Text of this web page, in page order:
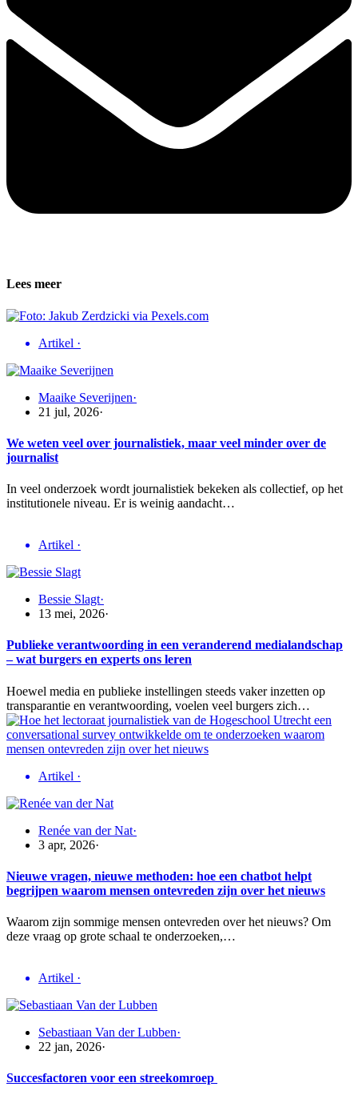
Lees meer
Artikel ·
Maaike Severijnen·
21 jul, 2026·
We weten veel over journalistiek, maar veel minder over de
journalist
In veel onderzoek wordt journalistiek bekeken als collectief, op het
institutionele niveau. Er is weinig aandacht…
Artikel ·
Bessie Slagt·
13 mei, 2026·
Publieke verantwoording in een veranderend medialandschap
– wat burgers en experts ons leren
Hoewel media en publieke instellingen steeds vaker inzetten op
transparantie en verantwoording, voelen veel burgers zich…
Artikel ·
Renée van der Nat·
3 apr, 2026·
Nieuwe vragen, nieuwe methoden: hoe een chatbot helpt
begrijpen waarom mensen ontevreden zijn over het nieuws
Waarom zijn sommige mensen ontevreden over het nieuws? Om
deze vraag op grote schaal te onderzoeken,…
Artikel ·
Sebastiaan Van der Lubben·
22 jan, 2026·
Succesfactoren voor een streekomroep